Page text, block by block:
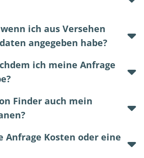
ich aus Versehen
angegeben habe?
ich meine Anfrage
Finder auch mein
Anfrage Kosten oder eine